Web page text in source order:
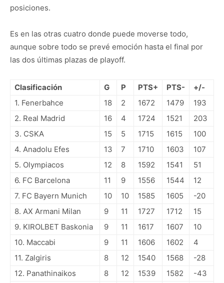
posiciones.
Es en las otras cuatro donde puede moverse todo,
aunque sobre todo se prevé emoción hasta el final por
las dos últimas plazas de playoff.
Clasificación G P PTS+ PTS-
+/-
1. Fenerbahce
18 2 1672 1479
193
2. Real Madrid
16 4 1724 1521
203
3. CSKA
15 5 1715 1615
100
4. Anadolu Efes
13 7 1710 1603
107
5. Olympiacos
12 8 1592 1541
51
6. FC Barcelona
11 9 1556 1544
12
7. FC Bayern Munich
10 10 1585 1605
-20
8. AX Armani Milan
9 11 1727 1712
15
9. KIROLBET Baskonia
9 11 1617 1607
10
10. Maccabi
9 11 1606 1602
4
11. Zalgiris
8 12 1540 1568
-28
12. Panathinaikos
8 12 1539 1582
-43